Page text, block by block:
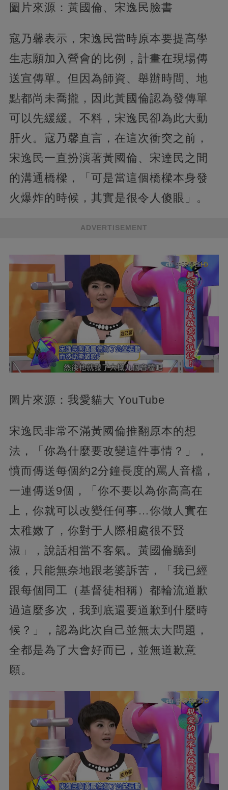
圖片來源：黃國倫、宋逸民臉書
寇乃馨表示，宋逸民當時原本要提高學
生志願加入營會的比例，計畫在現場傳
送宣傳單。但因為師資、舉辦時間、地
點都尚未喬攏，因此黃國倫認為發傳單
可以先緩緩。不料，宋逸民卻為此大動
肝火。寇乃馨直言，在這次衝突之前，
宋逸民一直扮演著黃國倫、宋達民之間
的溝通橋樑，「可是當這個橋樑本身發
火爆炸的時候，其實是很令人傻眼」。
ADVERTISEMENT
圖片來源：我愛貓大 YouTube
宋逸民非常不滿黃國倫推翻原本的想
法，「你為什麼要改變這件事情？」，
憤而傳送每個約2分鐘長度的罵人音檔，
一連傳送9個，「你不要以為你高高在
上，你就可以改變任何事…你做人實在
太稚嫩了，你對于人際相處很不賢
淑」，說話相當不客氣。黃國倫聽到
後，只能無奈地跟老婆訴苦，「我已經
跟每個同工（基督徒相稱）都輪流道歉
過這麼多次，我到底還要道歉到什麼時
候？」，認為此次自己並無太大問題，
全都是為了大會好而已，並無道歉意
願。